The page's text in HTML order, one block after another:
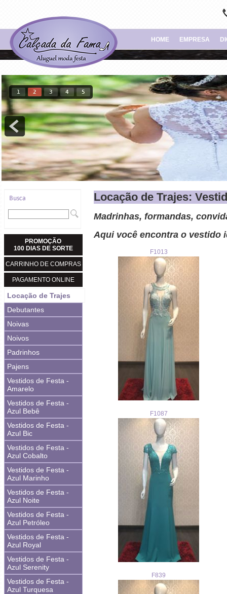
HOME EMPRESA
1 2 3 4 5
PROMOÇÃO
100 DIAS DE SORTE
CARRINHO DE COMPRAS
PAGAMENTO ONLINE
Locação de Trajes
Debutantes
Noivas
Noivos
Padrinhos
Pajens
Vestidos de Festa -
Amarelo
Vestidos de Festa -
Azul Bebê
Vestidos de Festa -
Azul Bic
Vestidos de Festa -
Azul Cobalto
Vestidos de Festa -
Azul Marinho
Vestidos de Festa -
Azul Noite
Vestidos de Festa -
Azul Petróleo
Vestidos de Festa -
Azul Royal
Vestidos de Festa -
Azul Serenity
Vestidos de Festa -
Azul Turquesa
Locação de Trajes:
Madrinhas, formandas,
Aqui você encontra o vestido
F1013
F1087
F839